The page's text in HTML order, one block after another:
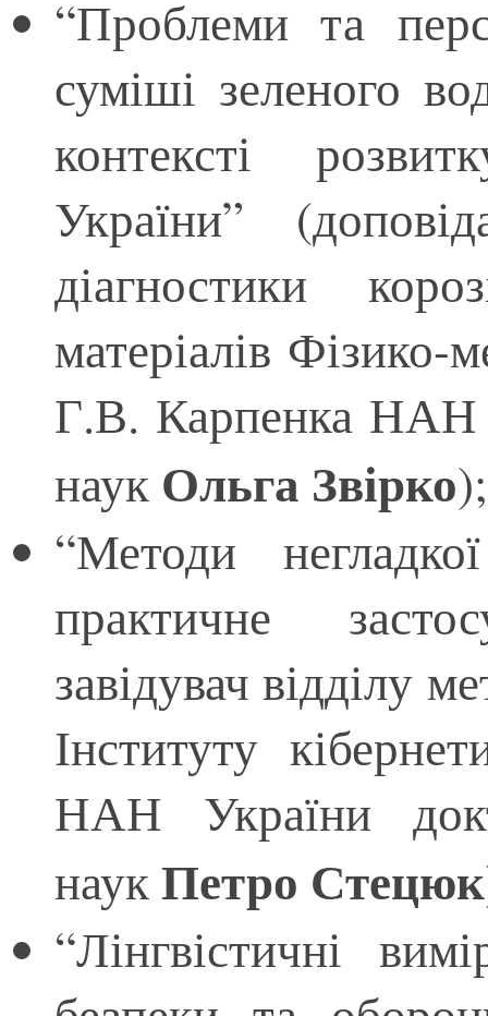
“Проблеми та
суміші зеленого
контексті
України”
діагностики
матеріалів Фізико-
Г.В. Карпенка НАН
наук Ольга Звірко);
“Методи
практичне
завідувач відділу
Інституту
НАН України
наукПетро Стецюк
“Лінгвістичні